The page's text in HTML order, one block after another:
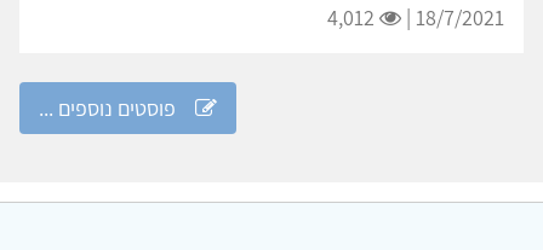
18/7/2021 |
פוסטים נוספים ...